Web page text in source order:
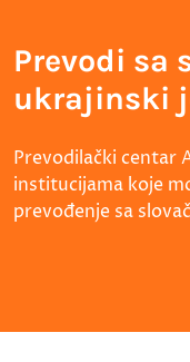
Prevodi sa
ukrajinski
Prevodilački centar
institucijama koje
prevođenje sa